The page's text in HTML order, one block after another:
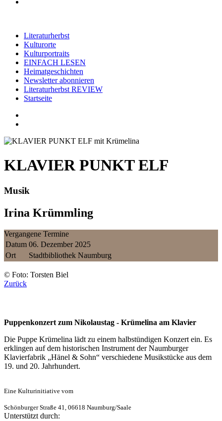
Literaturherbst
Kulturorte
Kulturportraits
EINFACH LESEN
Heimatgeschichten
Newsletter abonnieren
Literaturherbst REVIEW
Startseite
KLAVIER PUNKT ELF
Musik
Irina Krümmling
Vergangene Termine
Datum 06. Dezember 2025
Ort
Stadtbibliothek Naumburg
© Foto: Torsten Biel
Zurück
Puppenkonzert zum Nikolaustag - Krümelina am Klavier
Die Puppe Krümelina lädt zu einem halbstündigen Konzert ein. Es
erklingen auf dem historischen Instrument der Naumburger
Klavierfabrik „Hänel & Sohn“ verschiedene Musikstücke aus dem
19. und 20. Jahrhundert.
Eine Kulturinitiative vom
Schönburger Straße 41, 06618 Naumburg/Saale
Unterstützt durch: